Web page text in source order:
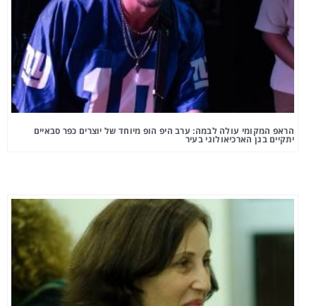
הראפ המקומי עולה לבמה: ערב היפ הופ מיוחד של יוצרים כפר סבאיים
יתקיים בגן הארכיאולוגי בעיר